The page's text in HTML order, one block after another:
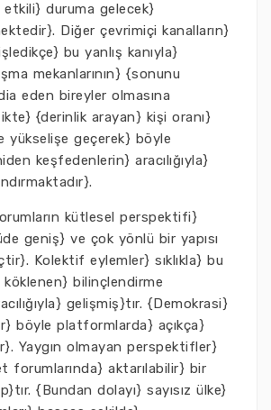
etkili} duruma gelecek}
Diğer çevrimiçi kanalların}
bu yanlış kanıyla}
mekanlarının} {sonunu
eden bireyler olmasına
{derinlik arayan} kişi oranı}
yükselişe geçerek} böyle
keşfedenlerin} aracılığıyla}
kütlesel perspektifi}
geniş} ve çok yönlü bir yapısı
Kolektif eylemler} sıklıkla} bu
bilinçlendirme
gelişmiş}tır. {Demokrasi}
böyle platformlarda} açıkça}
Yaygın olmayan perspektifler}
forumlarında} aktarılabilir} bir
{Bundan dolayı} sayısız ülke}